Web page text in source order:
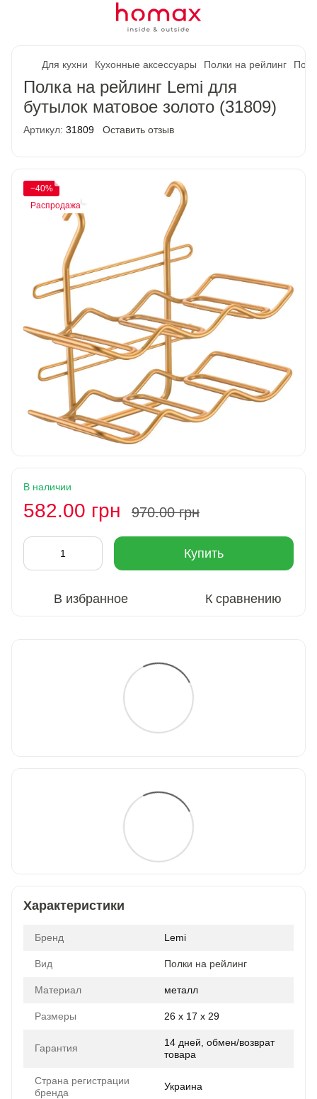
Для кухни Кухонные аксессуары Полки на рейлинг
Полка на рейлинг Lemi для
бутылок матовое золото (31809)
Артикул: 31809 Оставить отзыв
−40%
Распродажа
В наличии
582.00 грн 970.00 грн
Купить
В избранное К сравнению
Характеристики
Бренд Lemi
Вид Полки на рейлинг
Материал металл
Размеры 26 x 17 x 29
Гарантия
14 дней, обмен/возврат
товара
Страна регистрации
бренда
Украина